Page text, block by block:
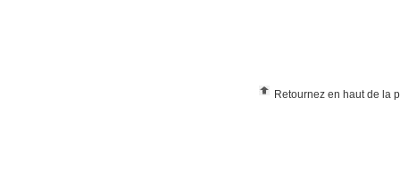
Retournez en haut de la